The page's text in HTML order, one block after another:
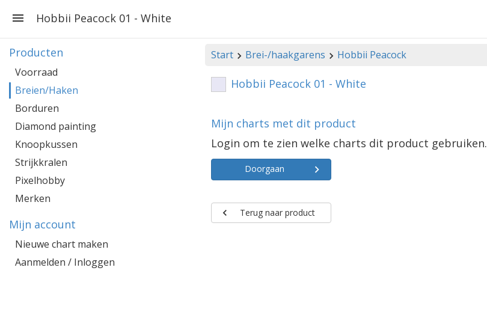
Hobbii Peacock 01 - White
Start Brei-/haakgarens Hobbii Peacock
Hobbii Peacock 01 - White
Mijn charts met dit product
Login om te zien welke charts dit product gebruiken.
Doorgaan
Terug naar product
Producten
Voorraad
Breien/Haken
Borduren
Diamond painting
Knoopkussen
Strijkkralen
Pixelhobby
Merken
Mijn account
Nieuwe chart maken
Aanmelden / Inloggen